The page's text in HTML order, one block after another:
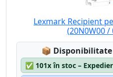
Lexmark Recipient
(20N0W00 /
📦 Lagerstatus:
✅ 101x în stoc –